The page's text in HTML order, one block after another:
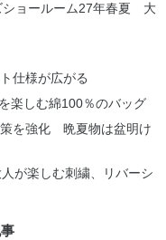
ショールーム27年春夏 大
仕様が広がる
楽しむ綿100％のバッグ
を強化 晩夏物は盆明け
が楽しむ刺繍、リバーシ